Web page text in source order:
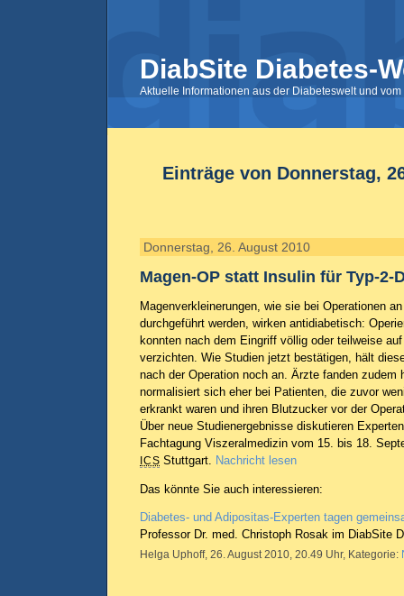
DiabSite Diabetes-
Aktuelle Informationen aus der Diabeteswelt und
Einträge von Donnerstag,
Donnerstag, 26. August 2010
Magen-OP statt Insulin für Typ-2-
Magenverkleinerungen, wie sie bei Operationen
durchgeführt werden, wirken antidiabetisch:
konnten nach dem Eingriff völlig oder teilweise
verzichten. Wie Studien jetzt bestätigen, hält
nach der Operation noch an. Ärzte fanden zudem
normalisiert sich eher bei Patienten, die zuvor
erkrankt waren und ihren Blutzucker vor der
Über neue Studienergebnisse diskutieren
Fachtagung Viszeralmedizin vom 15. bis 18.
ICS Stuttgart. Nachricht lesen
Das könnte Sie auch interessieren:
Diabetes- und Adipositas-Experten tagen
Professor Dr. med. Christoph Rosak im DiabSite
Helga Uphoff, 26. August 2010, 20.49 Uhr, Kategorie: